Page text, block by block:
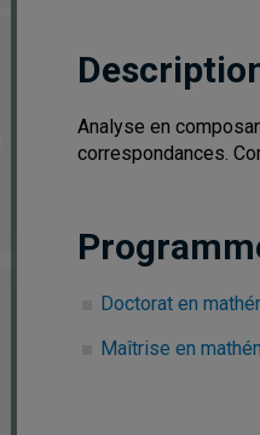
Analyse en
correspondances.
Doctorat en
Maîtrise en